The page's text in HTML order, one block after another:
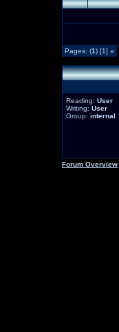
Pages: (1) [1] »
Reading: User
Writing: User
Group: internal
Forum Overview